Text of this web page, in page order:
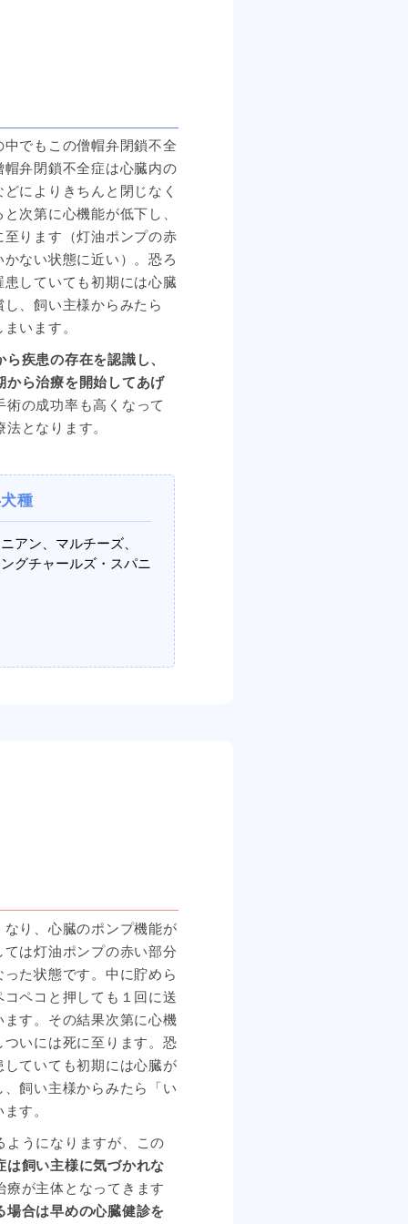
でもこの僧帽弁閉鎖不全
弁閉鎖不全症は心臓内の
によりきちんと閉じなく
次第に心機能が低下し、
ります（灯油ポンプの赤
ない状態に近い）。恐ろ
していても初期には心臓
、飼い主様からみたら
います。
疾患の存在を認識し、
から治療を開始してあげ
術の成功率も高くなって
となります。
犬種
アン、マルチーズ、
グチャールズ・スパニ
り、心臓のポンプ機能が
は灯油ポンプの赤い部分
た状態です。中に貯めら
ペコと押しても１回に送
す。その結果次第に心機
いには死に至ります。恐
ていても初期には心臓が
飼い主様からみたら「い
す。
ようになりますが、この
は飼い主様に気づかれな
療が主体となってきます
合は早めの心臓健診を